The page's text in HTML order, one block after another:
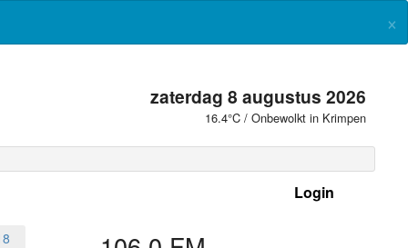
×
zaterdag 8 augustus 2026
16.4°C / Onbewolkt in Krimpen
Login